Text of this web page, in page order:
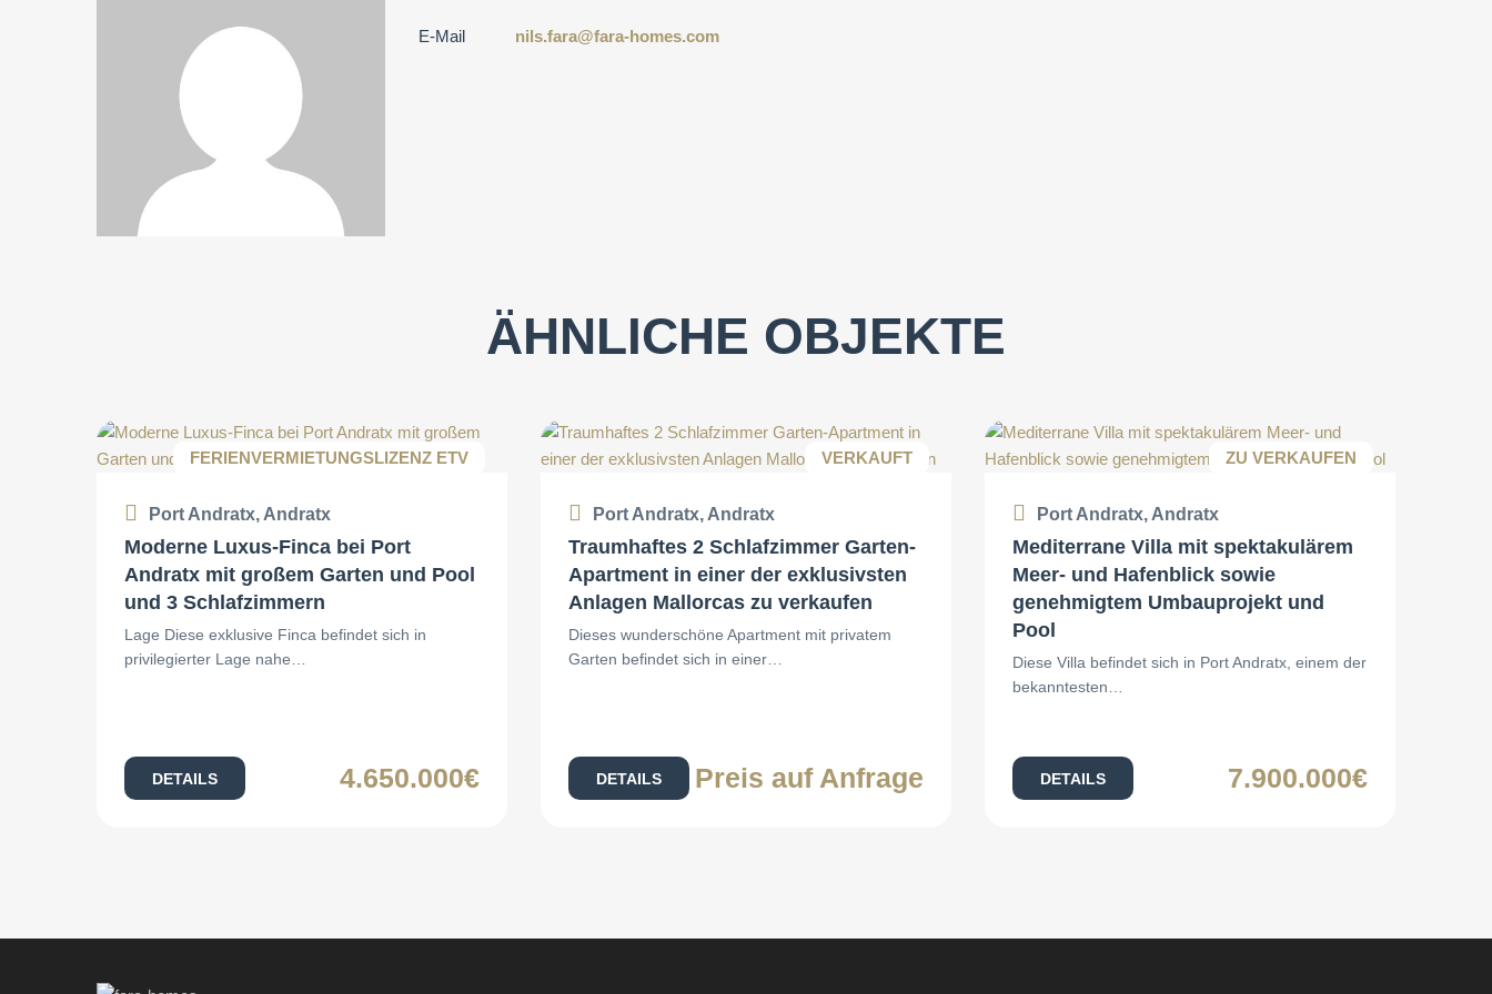
E-Mail nils.fara@fara-homes.com
ÄHNLICHE OBJEKTE
FERIENVERMIETUNGSLIZENZ ETV
Port Andratx, Andratx
Moderne Luxus-Finca bei Port
Andratx mit großem Garten und Pool
und 3 Schlafzimmern
Lage Diese exklusive Finca befindet sich in
privilegierter Lage nahe…
DETAILS 4.650.000€
VERKAUFT
Port Andratx, Andratx
Traumhaftes 2 Schlafzimmer Garten-
Apartment in einer der exklusivsten
Anlagen Mallorcas zu verkaufen
Dieses wunderschöne Apartment mit privatem
Garten befindet sich in einer…
DETAILS Preis auf Anfrage
ZU VERKAUFEN
Port Andratx, Andratx
Mediterrane Villa mit spektakulärem
Meer- und Hafenblick sowie
genehmigtem Umbauprojekt und
Pool
Diese Villa befindet sich in Port Andratx, einem der
bekanntesten…
DETAILS 7.900.000€